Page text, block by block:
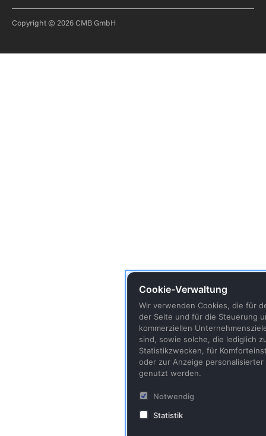
Copyright © 2026 CMB GmbH
Cookie-Verwaltung
Wir verwenden Cookies, die für
der Seite und für die Steuerung
kommerziellen
sind, sowie solche, die lediglich
Statistikzwecken, für
oder zur Anzeige personalisierter
genutzt werden.
Notwendig
Statistik